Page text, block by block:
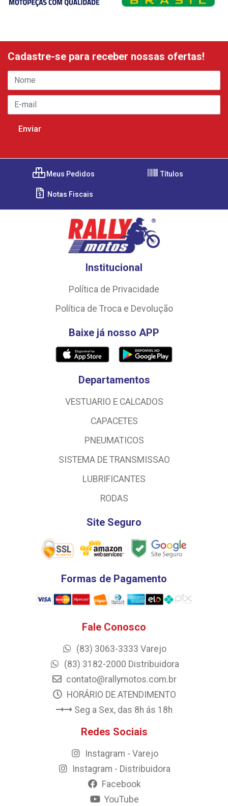
Cadastre-se para receber nossas ofertas!
Meus Pedidos Títulos
Notas Fiscais
Institucional
Política de Privacidade
Política de Troca e Devolução
Baixe já nosso APP
Departamentos
VESTUARIO E CALCADOS
CAPACETES
PNEUMATICOS
SISTEMA DE TRANSMISSAO
LUBRIFICANTES
RODAS
Site Seguro
Formas de Pagamento
Fale Conosco
(83) 3063-3333 Varejo
(83) 3182-2000 Distribuidora
contato@rallymotos.com.br
HORÁRIO DE ATENDIMENTO
Seg a Sex, das 8h ás 18h
Redes Sociais
Instagram - Varejo
Instagram - Distribuidora
Facebook
YouTube